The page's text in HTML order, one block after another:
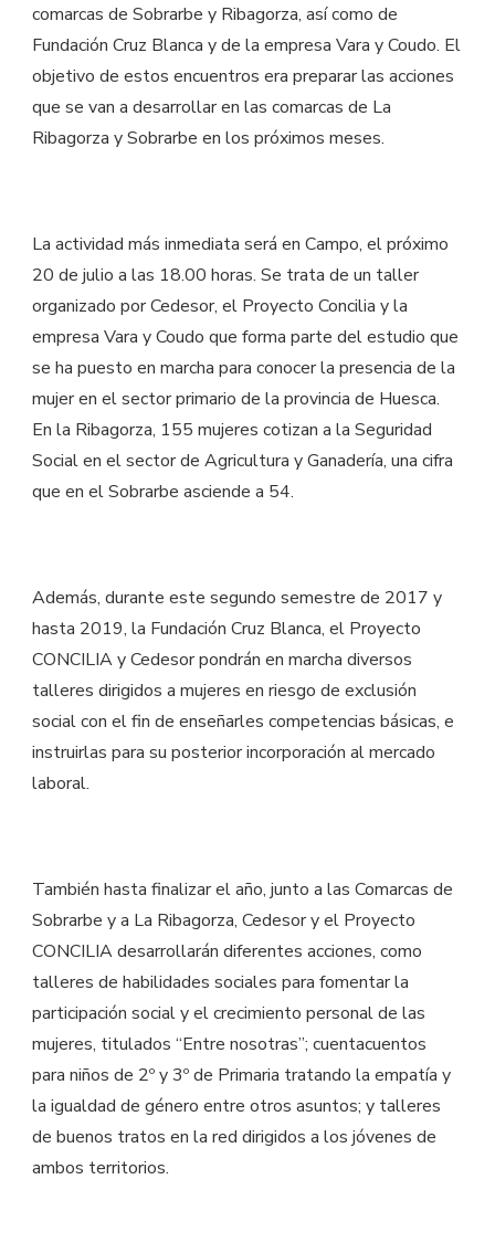
comarcas de Sobrarbe y Ribagorza, así como de
Fundación Cruz Blanca y de la empresa Vara y Coudo. El
objetivo de estos encuentros era preparar las acciones
que se van a desarrollar en las comarcas de La
Ribagorza y Sobrarbe en los próximos meses.
La actividad más inmediata será en Campo, el próximo
20 de julio a las 18.00 horas. Se trata de un taller
organizado por Cedesor, el Proyecto Concilia y la
empresa Vara y Coudo que forma parte del estudio que
se ha puesto en marcha para conocer la presencia de la
mujer en el sector primario de la provincia de Huesca.
En la Ribagorza, 155 mujeres cotizan a la Seguridad
Social en el sector de Agricultura y Ganadería, una cifra
que en el Sobrarbe asciende a 54.
Además, durante este segundo semestre de 2017 y
hasta 2019, la Fundación Cruz Blanca, el Proyecto
CONCILIA y Cedesor pondrán en marcha diversos
talleres dirigidos a mujeres en riesgo de exclusión
social con el fin de enseñarles competencias básicas, e
instruirlas para su posterior incorporación al mercado
laboral.
También hasta finalizar el año, junto a las Comarcas de
Sobrarbe y a La Ribagorza, Cedesor y el Proyecto
CONCILIA desarrollarán diferentes acciones, como
talleres de habilidades sociales para fomentar la
participación social y el crecimiento personal de las
mujeres, titulados “Entre nosotras”; cuentacuentos
para niños de 2º y 3º de Primaria tratando la empatía y
la igualdad de género entre otros asuntos; y talleres
de buenos tratos en la red dirigidos a los jóvenes de
ambos territorios.